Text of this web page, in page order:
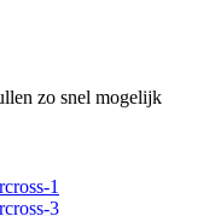
zo snel mogelijk